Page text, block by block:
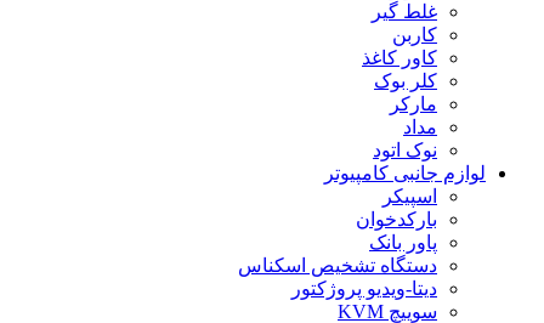
غلط گیر
کاربن
کاور کاغذ
کلر بوک
مارکر
مداد
نوک اتود
لوازم جانبی کامپیوتر
اسپیکر
بارکدخوان
پاور بانک
دستگاه تشخیص اسکناس
دیتا-ویدیو پروژکتور
سوییچ KVM